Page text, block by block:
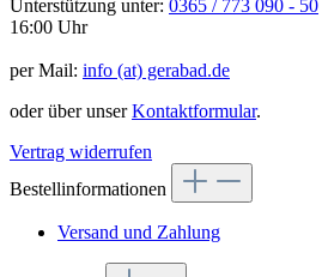
Unterstützung unter: 0365 / 773 090 - 50
16:00 Uhr
per Mail: info (at) gerabad.de
oder über unserKontaktformular.
Vertrag widerrufen
Bestellinformationen
Versand und Zahlung